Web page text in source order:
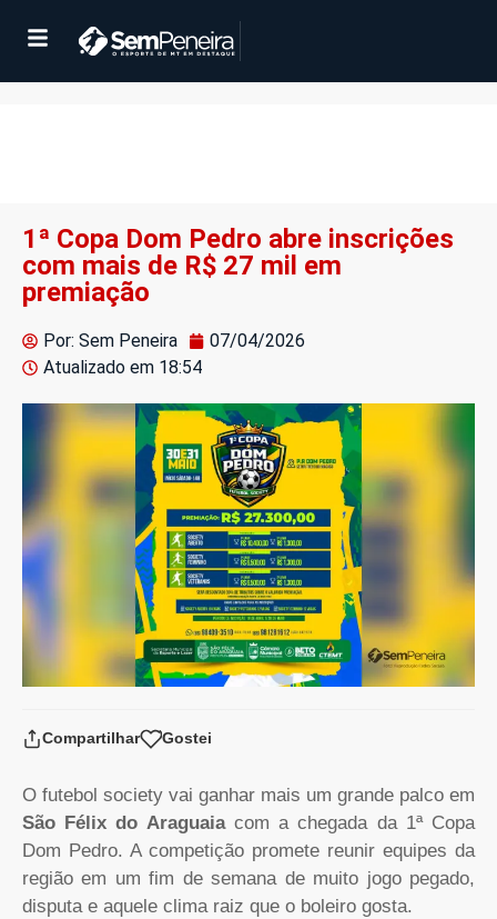
1ª Copa Dom Pedro abre inscrições
com mais de R$ 27 mil em
premiação
Por: Sem Peneira
07/04/2026
Atualizado em 18:54
Compartilhar Gostei
O futebol society vai ganhar mais um grande palco em
São Félix do Araguaiacom a chegada da 1ª Copa
Dom Pedro. A competição promete reunir equipes da
região em um fim de semana de muito jogo pegado,
disputa e aquele clima raiz que o boleiro gosta.